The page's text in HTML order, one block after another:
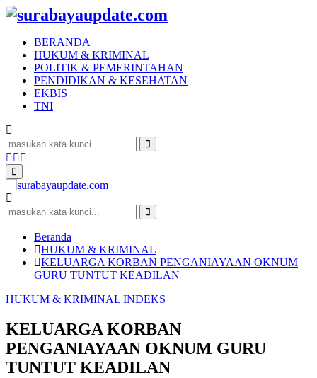
BERANDA
HUKUM & KRIMINAL
POLITIK & PEMERINTAHAN
PENDIDIKAN & KESEHATAN
EKBIS
TNI
Search
for:
Search
Facebook
Twitter
Primary
Menu
Search
for:
Search
Beranda
HUKUM & KRIMINAL
KELUARGA KORBAN PENGANIAYAAN OKNUM
GURU TUNTUT KEADILAN
HUKUM & KRIMINAL INDEKS
KELUARGA KORBAN
PENGANIAYAAN OKNUM GURU
TUNTUT KEADILAN